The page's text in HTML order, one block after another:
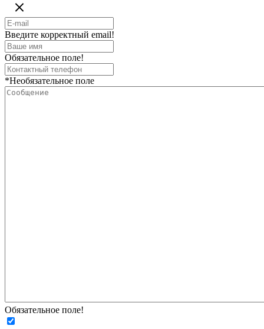
Введите корректный email!
Обязательное поле!
*Необязательное поле
Обязательное поле!